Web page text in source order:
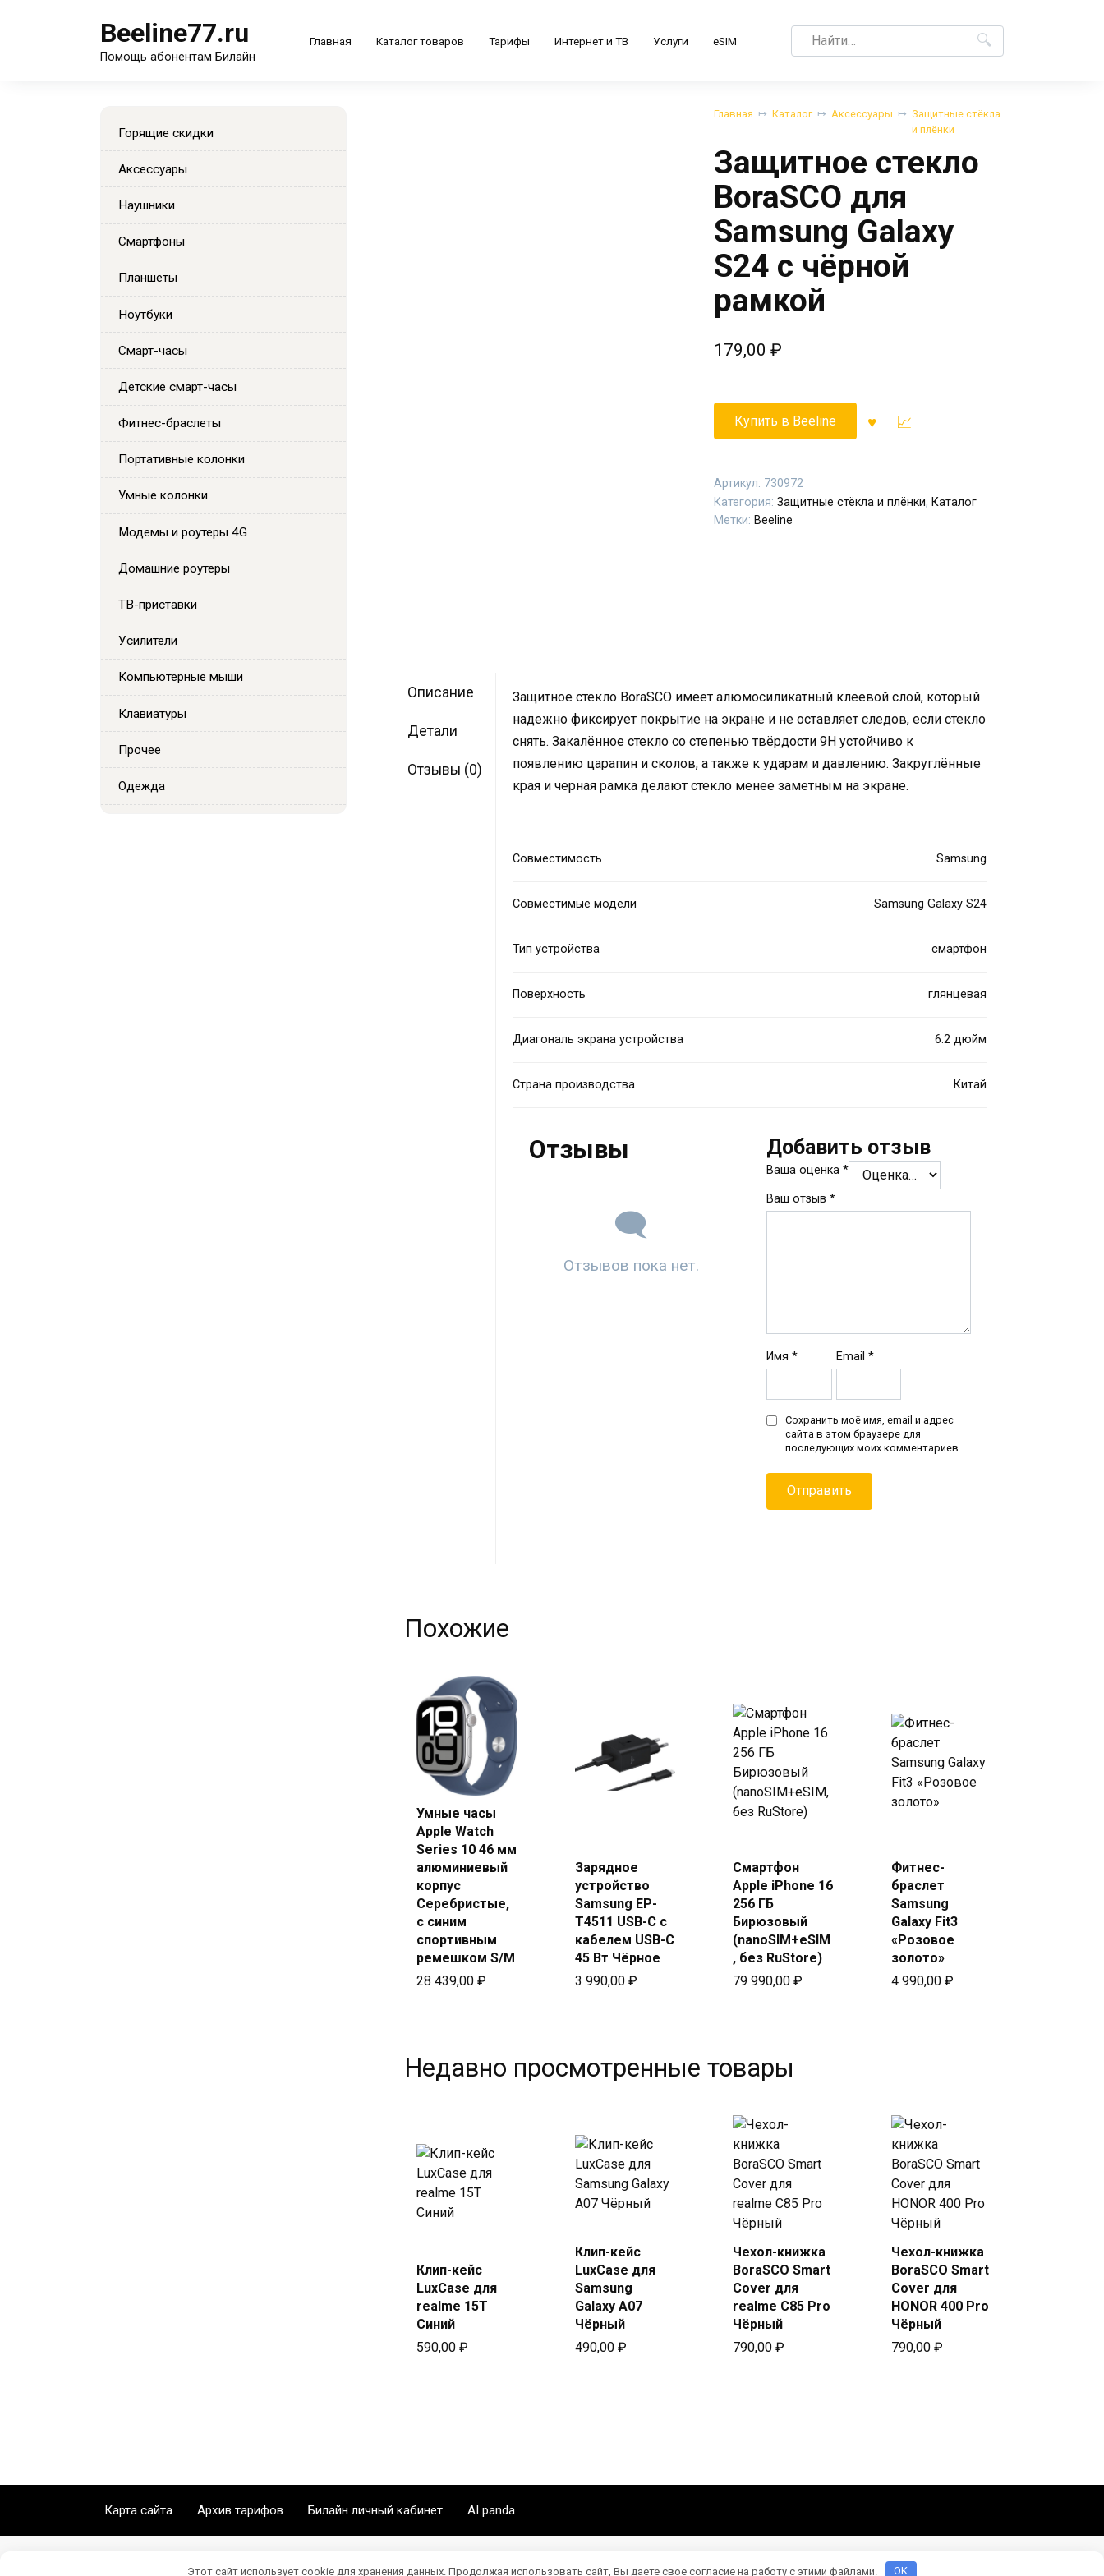
Beeline77.ru
Помощь абонентам Билайн
Главная Каталог товаров Тарифы Интернет и ТВ Услуги eSIM
Search
for:
Главная Каталог Аксессуары
Защитные стёкла
и плёнки
Защитное стекло
BoraSCO для
Samsung Galaxy
S24 с чёрной
рамкой
179,00 ₽
Купить в Beeline
Артикул: 730972
Категория: Защитные стёкла и плёнки, Каталог
Метки: Beeline
Описание
Детали
Отзывы (0)
Защитное стекло BoraSCO имеет алюмосиликатный клеевой слой, который
надежно фиксирует покрытие на экране и не оставляет следов, если стекло
снять. Закалённое стекло со степенью твёрдости 9H устойчиво к
появлению царапин и сколов, а также к ударам и давлению. Закруглённые
края и черная рамка делают стекло менее заметным на экране.
Совместимость Samsung
Совместимые модели Samsung Galaxy S24
Тип устройства смартфон
Поверхность глянцевая
Диагональ экрана устройства 6.2 дюйм
Страна производства Китай
Отзывы
Отзывов пока нет.
Добавить отзыв
Ваша оценка*
Ваш отзыв*
Имя* Email *
Сохранить моё имя, email и адрес
сайта в этом браузере для
последующих моих комментариев.
Похожие
Купить
в Beeline
Умные часы
Apple Watch
Series 10 46 мм
алюминиевый
корпус
Серебристые,
с синим
спортивным
ремешком S/M
28 439,00 ₽
Зарядное
устройство
Samsung EP-
T4511 USB-C с
кабелем USB-C
45 Вт Чёрное
3 990,00 ₽
в Beeline
Смартфон
Apple iPhone 16
256 ГБ
Бирюзовый
(nanoSIM+eSIM
, без RuStore)
79 990,00 ₽
в Beeline
Фитнес-
браслет
Samsung
Galaxy Fit3
«Розовое
золото»
4 990,00 ₽
Недавно просмотренные товары
в Beeline
Клип-кейс
LuxCase для
realme 15T
Синий
590,00 ₽
Купить
в Beeline
Клип-кейс
LuxCase для
Samsung
Galaxy A07
Чёрный
490,00 ₽
Купить
в Beeline
Чехол-книжка
BoraSCO Smart
Cover для
realme C85 Pro
Чёрный
790,00 ₽
Купить
в Beeline
Чехол-книжка
BoraSCO Smart
Cover для
HONOR 400 Pro
Чёрный
790,00 ₽
Горящие скидки
Аксессуары
Наушники
Смартфоны
Планшеты
Ноутбуки
Смарт-часы
Детские смарт-часы
Фитнес-браслеты
Портативные колонки
Умные колонки
Модемы и роутеры 4G
Домашние роутеры
ТВ-приставки
Усилители
Компьютерные мыши
Клавиатуры
Прочее
Одежда
Карта сайта Архив тарифов Билайн личный кабинет AI panda
Этот сайт использует cookie для хранения данных. Продолжая использовать сайт, Вы даете свое согласие на работу с этими файлами. OK